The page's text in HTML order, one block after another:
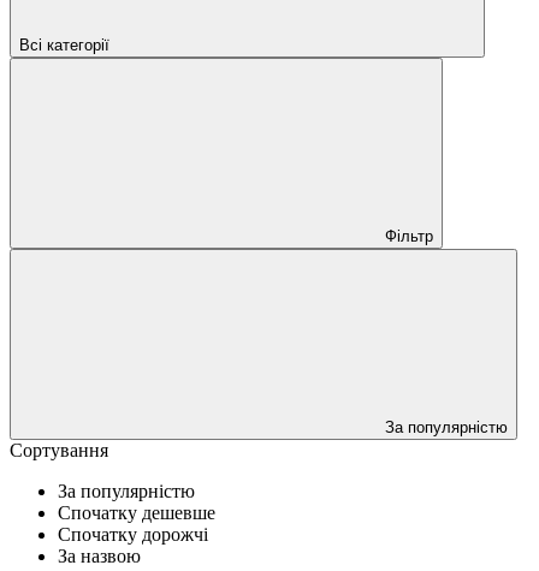
Всі категорії
Фільтр
За популярністю
Сортування
За популярністю
Спочатку дешевше
Спочатку дорожчі
За назвою